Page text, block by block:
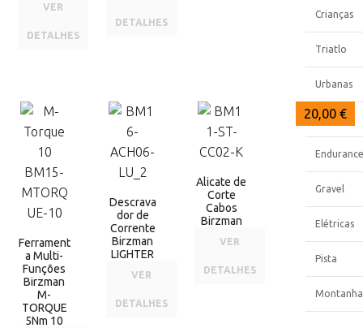
VER
DETALHES
DETALHES
19,50 €
Ferrament
a Multi-
Funções
Birzman
M-
TORQUE
5Nm 10
16,50 €
Descrava
dor de
Corrente
Birzman
LIGHTER
VER
DETALHES
20,00 €
Alicate de
Corte
Cabos
Birzman
VER
DETALHES
Crianças
Triatlo
Urbanas
Race
Endurance
Gravel
Elétricas
Pista
Montanha